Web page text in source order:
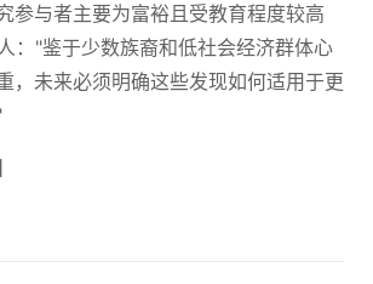
参与者主要为富裕且受教育程度较高
："鉴于少数族裔和低社会经济群体心
，未来必须明确这些发现如何适用于更